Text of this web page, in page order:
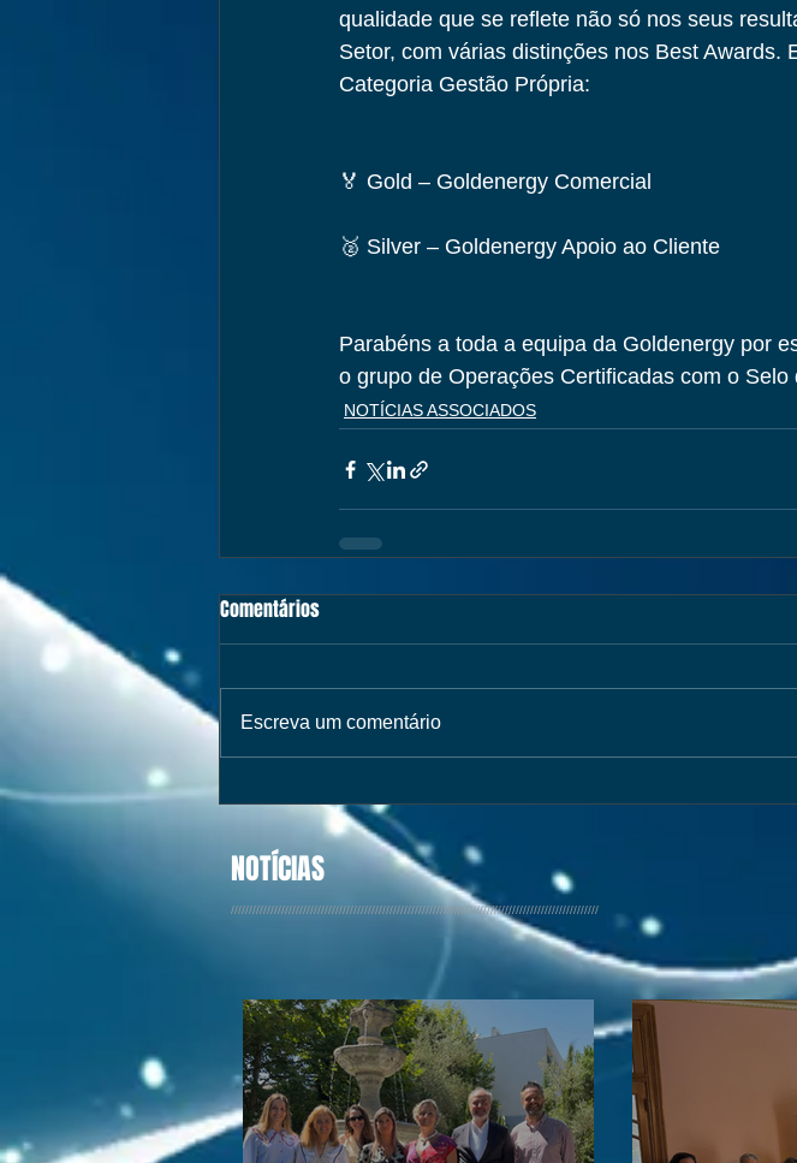
qualidade que se reflete não só nos seus
Setor, com várias distinções nos Best Awards.
Categoria Gestão Própria:
🏅 Gold – Goldenergy Comercial
🥈 Silver – Goldenergy Apoio ao Cliente
Parabéns a toda a equipa da Goldenergy por
o grupo de Operações Certificadas com o Selo
NOTÍCIAS ASSOCIADOS
Comentários
Escreva um comentário
NOTÍCIAS
//////////////////////////////////////////////////////////////////////////////////////////////////////